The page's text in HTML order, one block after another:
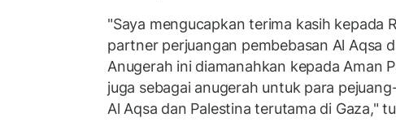
"Saya mengucapkan terima kasih kepada
partner perjuangan pembebasan Al Aqsa
Anugerah ini diamanahkan kepada Aman
juga sebagai anugerah untuk para
Al Aqsa dan Palestina terutama di Gaza,"